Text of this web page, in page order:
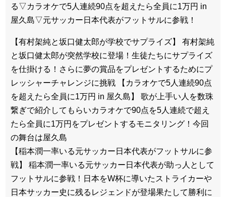
る▽カラオケで5人連続90点を超えたら全員に1万円 in
屋久島▽元サッカー日本代表がフットサルに参戦！
【有村架純と坂口健太郎が学校でサプライズ】 有村架純
と坂口健太郎が突然学校に登場！生徒たちにサプライズ
を仕掛ける！さらに夢の賞品をプレゼントするためにプ
レッシャーチャレンジに挑戦 【カラオケで5人連続90点
を超えたら全員に1万円 in 屋久島】 歌が上手い人を数珠
繋ぎで紹介してもらいカラオケで90点を5人連続で超え
たら全員に1万円をプレゼントするモニタリング！今回
の舞台は屋久島
【稲本潤一率いる元サッカー日本代表がフットサルに参
戦】 稲本潤一率いる元サッカー日本代表が助っ人として
フットサルに参戦！日本をW杯に導いたストライカーや
日本サッカー史に残るレジェンドが登場果たして勝利に